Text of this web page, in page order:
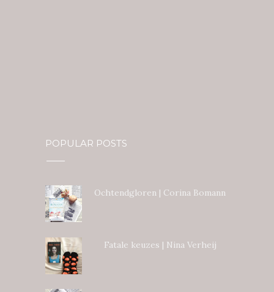
POPULAR POSTS
Ochtendgloren | Corina Bomann
Fatale keuzes | Nina Verheij